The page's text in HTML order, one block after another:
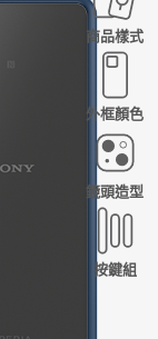
商品樣式
外框顏色
鏡頭造型
按鍵組